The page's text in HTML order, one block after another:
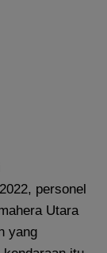
personel
Utara
yang